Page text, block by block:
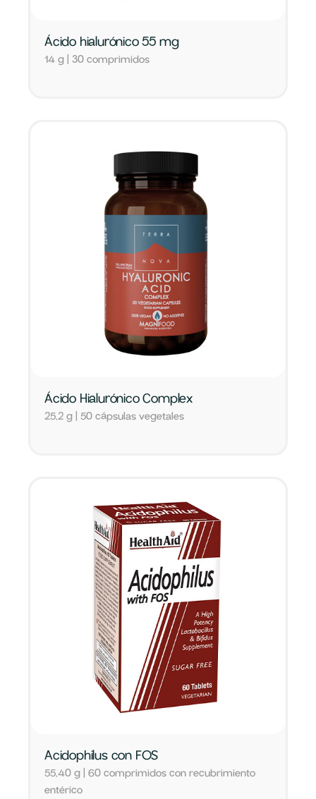
Ácido hialurónico 55 mg
14 g | 30 comprimidos
Ácido Hialurónico Complex
25,2 g | 50 cápsulas vegetales
Acidophilus con FOS
55,40 g | 60 comprimidos con recubrimiento
entérico